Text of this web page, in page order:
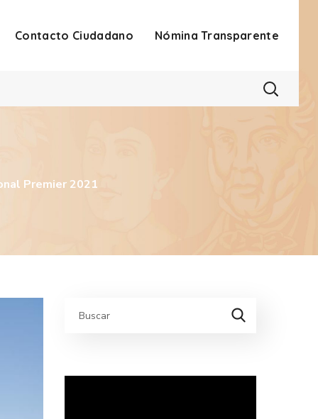
Contacto Ciudadano Nómina Transparente
Premier 2021